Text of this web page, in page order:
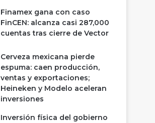
Finamex gana con caso
FinCEN: alcanza casi 287,000
cuentas tras cierre de Vector
Cerveza mexicana pierde
espuma: caen producción,
ventas y exportaciones;
Heineken y Modelo aceleran
inversiones
Inversión física del gobierno